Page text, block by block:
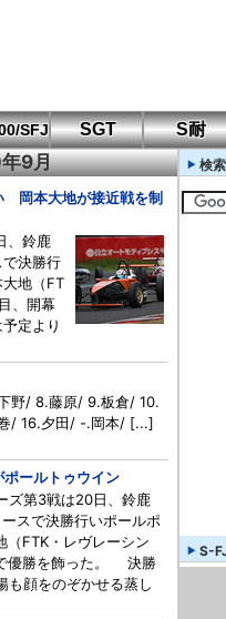
SFJ
岡山
菅生
冨士
ス
Cup
本一
SGT S耐
9月
岡本大地が接近戦を制
、鈴鹿
決勝行
地（FT
、開幕
定より
野/ 8.藤原/ 9.板倉/ 10.
/ 16.夕田/ -.岡本/ [...]
ールトゥウイン
ズ第3戦は20日、鈴鹿
スで決勝行いポールポ
（FTK・レヴレーシン
優勝を飾った。 決勝
も顔をのぞかせる蒸し
検索
S-